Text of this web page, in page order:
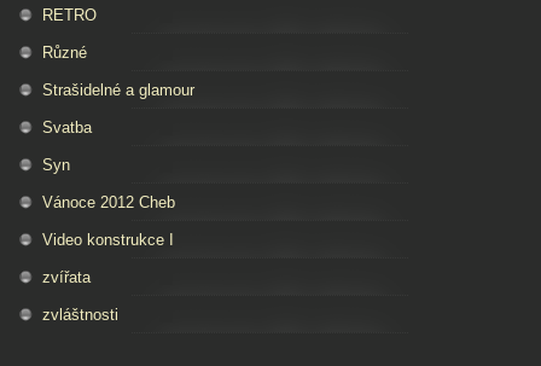
RETRO
Různé
Strašidelné a glamour
Svatba
Syn
Vánoce 2012 Cheb
Video konstrukce I
zvířata
zvláštnosti